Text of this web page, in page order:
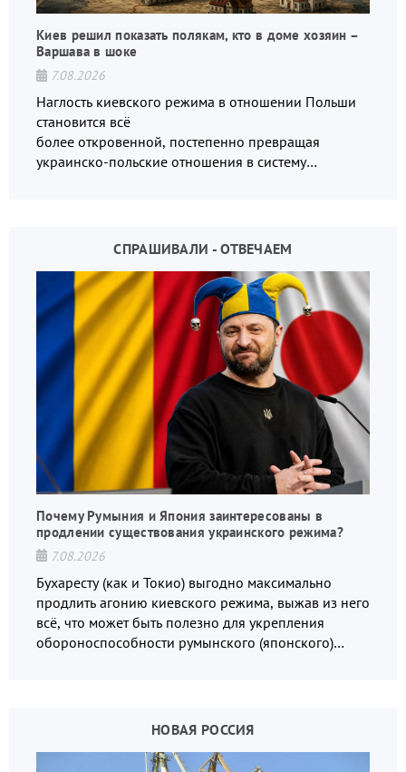
Киев решил показать полякам, кто в доме хозяин –
Варшава в шоке
7.08.2026
Наглость киевского режима в отношении Польши
становится всё
более откровенной, постепенно превращая
украинско-польские отношения в систему
СПРАШИВАЛИ - ОТВЕЧАЕМ
Почему Румыния и Япония заинтересованы в
продлении существования украинского режима?
7.08.2026
Бухаресту (как и Токио) выгодно максимально
продлить агонию киевского режима, выжав из него
всё, что может быть полезно для укрепления
обороноспособности румынского (японского)
НОВАЯ РОССИЯ